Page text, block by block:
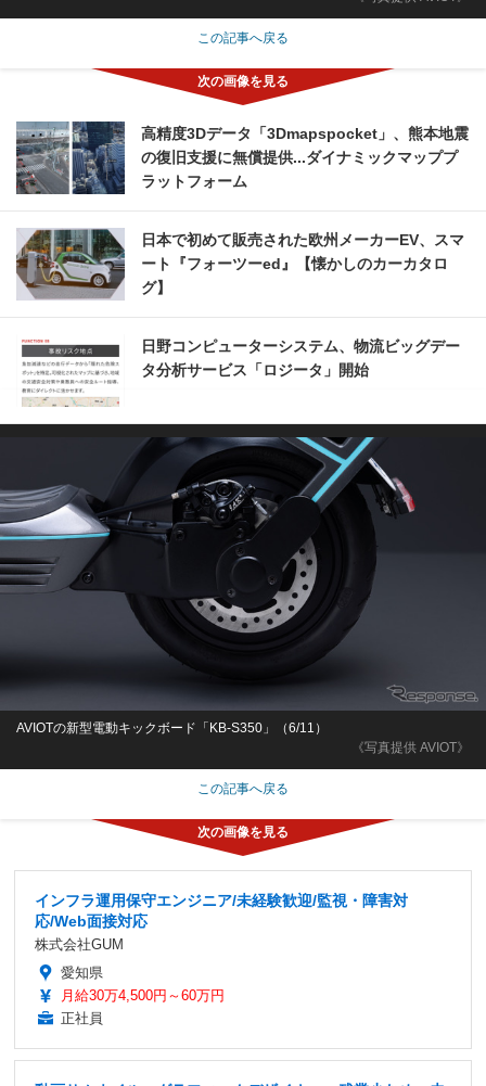
この記事へ戻る
高精度3Dデータ「3Dmapspocket」、熊本地震
の復旧支援に無償提供...ダイナミックマッププ
ラットフォーム
日本で初めて販売された欧州メーカーEV、スマ
ート『フォーツーed』【懐かしのカーカタロ
グ】
日野コンピューターシステム、物流ビッグデー
タ分析サービス「ロジータ」開始
《写真提供 AVIOT》
AVIOTの新型電動キックボード「KB-S350」（6/11）
この記事へ戻る
インフラ運用保守エンジニア/未経験歓迎/監視・障害対
応/Web面接対応
株式会社GUM
愛知県
月給30万4,500円～60万円
正社員